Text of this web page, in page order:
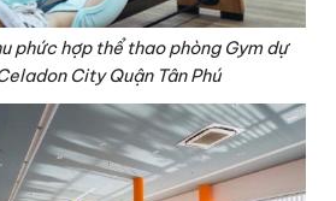
phức hợp thể thao phòng Gym dự
City Quận Tân Phú